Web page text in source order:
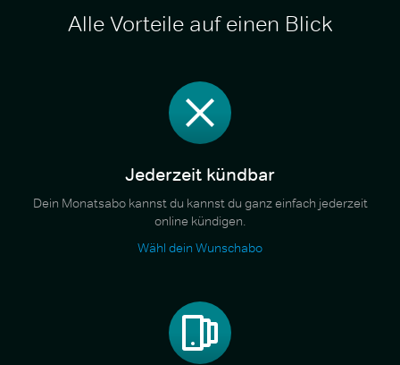
Alle Vorteile auf einen Blick
Jederzeit kündbar
Dein Monatsabo kannst du kannst du ganz einfach jederzeit
online kündigen.
Wähl dein Wunschabo